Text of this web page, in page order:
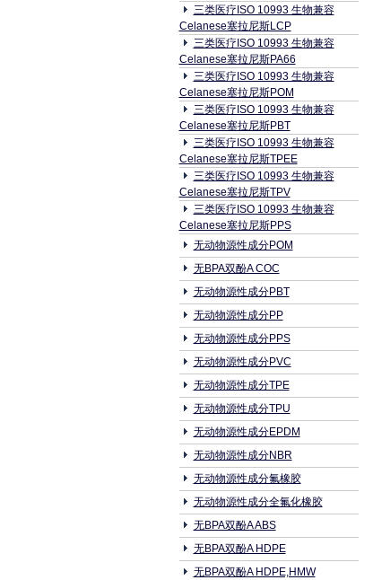
三类医疗ISO 10993 生物兼容
Celanese塞拉尼斯LCP
三类医疗ISO 10993 生物兼容
Celanese塞拉尼斯PA66
三类医疗ISO 10993 生物兼容
Celanese塞拉尼斯POM
三类医疗ISO 10993 生物兼容
Celanese塞拉尼斯PBT
三类医疗ISO 10993 生物兼容
Celanese塞拉尼斯TPEE
三类医疗ISO 10993 生物兼容
Celanese塞拉尼斯TPV
三类医疗ISO 10993 生物兼容
Celanese塞拉尼斯PPS
无动物源性成分POM
无BPA双酚A COC
无动物源性成分PBT
无动物源性成分PP
无动物源性成分PPS
无动物源性成分PVC
无动物源性成分TPE
无动物源性成分TPU
无动物源性成分EPDM
无动物源性成分NBR
无动物源性成分氟橡胶
无动物源性成分全氟化橡胶
无BPA双酚A ABS
无BPA双酚A HDPE
无BPA双酚A HDPE,HMW